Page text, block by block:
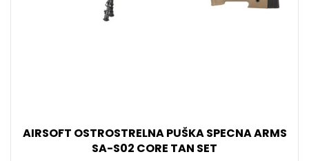
AIRSOFT OSTROSTRELNA PUŠKA SPECNA ARMS
SA-S02 CORE TAN SET